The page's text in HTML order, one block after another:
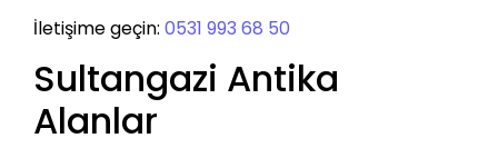
İletişime geçin: 0531 993 68 50
Sultangazi Antika
Alanlar